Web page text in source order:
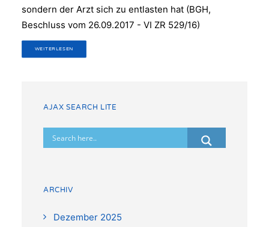
sondern der Arzt sich zu entlasten hat (BGH,
Beschluss vom 26.09.2017 - VI ZR 529/16)
WEITERLESEN
AJAX SEARCH LITE
ARCHIV
Dezember 2025